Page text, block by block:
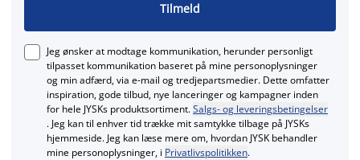
Tilmeld
Jeg ønsker at modtage kommunikation, herunder personligt
tilpasset kommunikation baseret på mine personoplysninger
og min adfærd, via e‑mail og tredjepartsmedier. Dette omfatter
inspiration, gode tilbud, nye lanceringer og kampagner inden
for hele JYSKs produktsortiment.Salgs- og leveringsbetingelser
. Jeg kan til enhver tid trække mit samtykke tilbage på JYSKs
hjemmeside. Jeg kan læse mere om, hvordan JYSK behandler
mine personoplysninger, i Privatlivspolitikken.